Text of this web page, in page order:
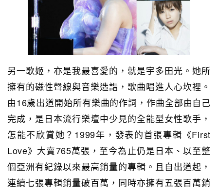
另一歌姬，亦是我最喜愛的，就是宇多田光。她所
擁有的磁性聲線與音樂造詣，歌曲唱進人心坎裡。
由16歲出道開始所有樂曲的作詞，作曲全部由自己
完成，是日本流行樂壇中少見的全能型女性歌手，
怎能不欣賞她？1999年，發表的首張專輯《First
Love》大賣765萬張，至今為止仍是日本、以至整
個亞洲有紀錄以來最高銷量的專輯。且自出道起，
連續七張專輯銷量破百萬，同時亦擁有五張百萬銷